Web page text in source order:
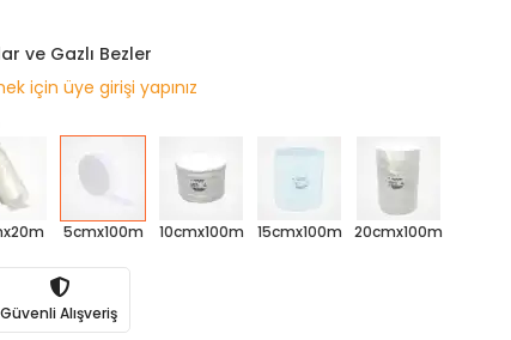
ve Gazlı Bezler
için üye girişi yapınız
5cmx100m 10cmx100m 15cmx100m 20cmx100m
Güvenli Alışveriş